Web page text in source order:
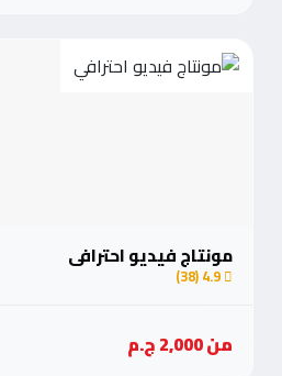
مونتاج فيديو احترافي
4.9 (38)
من 2,000 ج.م